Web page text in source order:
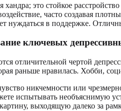
это стойкое
часто создавая
нуждаться в поддержке.
ключевых
отличительной чертой
раньше нравилась. Хобби,
никчемности или
испытывать необъяснимую
выходящую далеко за